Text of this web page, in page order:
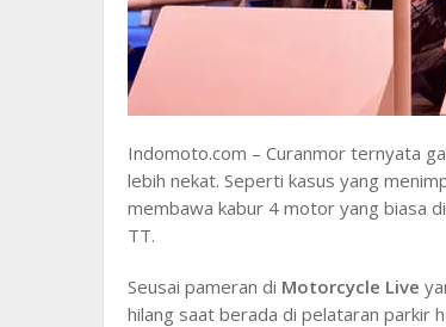
Indomoto.com – Curanmor ternyata
lebih nekat. Seperti kasus yang
membawa kabur 4 motor yang biasa
TT.
Seusai pameran di Motorcycle Live
hilang saat berada di pelataran parkir